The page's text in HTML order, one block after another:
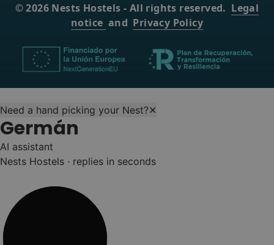
© 2026 Nests Hostels - All rights reserved. Legal
notice and Privacy Policy
Need a hand picking your Nest?✕
Germán
AI assistant
Nests Hostels · replies in seconds